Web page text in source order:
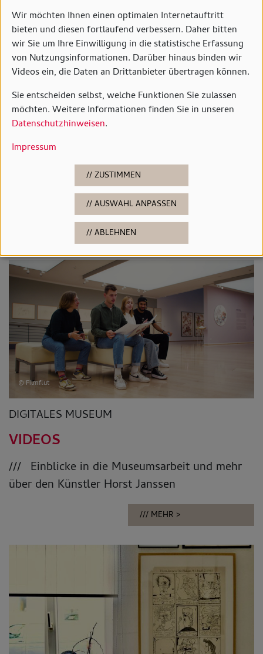
© Horst-Janssen-Museum
JANSSEN-HÖRGÄNGE
HORST JANSSEN ALS HÖRERLEBNIS
Neue Hörgänge lassen Janssens Kindheit in
Oldenburg lebendig werden
MEHR
© Filmflut
DIGITALES MUSEUM
VIDEOS
Einblicke in die Museumsarbeit und mehr
über den Künstler Horst Janssen
MEHR
Wir möchten Ihnen einen optimalen Internetauftritt
bieten und diesen fortlaufend verbessern. Daher bitten
wir Sie um Ihre Einwilligung in die statistische Erfassung
von Nutzungsinformationen. Darüber hinaus binden wir
Videos ein, die Daten an Drittanbieter übertragen können.
Sie entscheiden selbst, welche Funktionen Sie zulassen
möchten. Weitere Informationen finden Sie in unseren
Datenschutzhinweisen.
Impressum
AUSWAHL ANPASSEN
ABLEHNEN
ZUSTIMMEN